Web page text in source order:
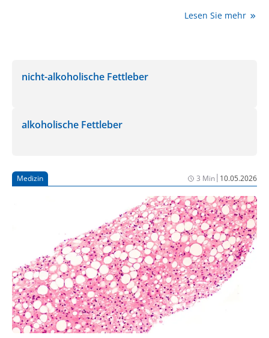
Leberschäden führen. Die Zahl der Menschen mit der
rückgängig machen kann.
Lesen Sie mehr
nicht-alkoholische Fettleber
alkoholische Fettleber
Medizin 3 Min| 10.05.2026